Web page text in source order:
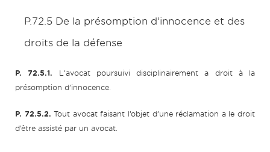
P.72.5 De la présomption d’innocence et des
droits de la défense
P. 72.5.1. L’avocat poursuivi disciplinairement a droit à la
présomption d’innocence.
P. 72.5.2. Tout avocat faisant l’objet d’une réclamation a le droit
d’être assisté par un avocat.